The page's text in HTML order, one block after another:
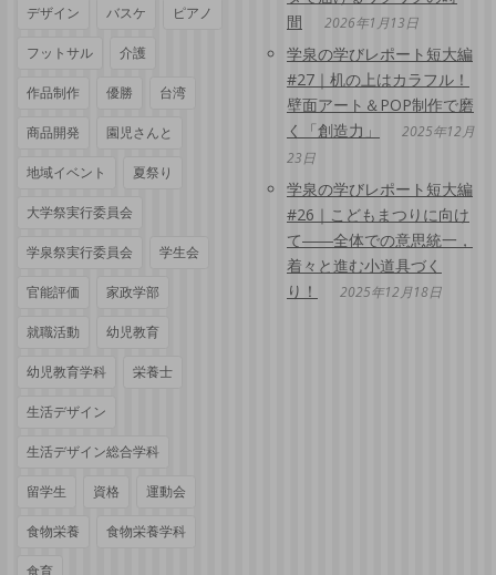
デザイン バスケ ピアノ
フットサル 介護
作品制作 優勝 台湾
商品開発 園児さんと
地域イベント 夏祭り
大学祭実行委員会
学泉祭実行委員会 学生会
官能評価 家政学部
就職活動 幼児教育
幼児教育学科 栄養士
生活デザイン
生活デザイン総合学科
留学生 資格 運動会
食物栄養 食物栄養学科
間
2026年1月13日
学泉の学びレポート短大編
#27｜机の上はカラフル！
壁面アート＆POP制作で磨
く「創造力」
2025年12月
23日
学泉の学びレポート短大編
#26｜こどもまつりに向け
て――全体での意思統一，
着々と進む小道具づく
り！
2025年12月18日